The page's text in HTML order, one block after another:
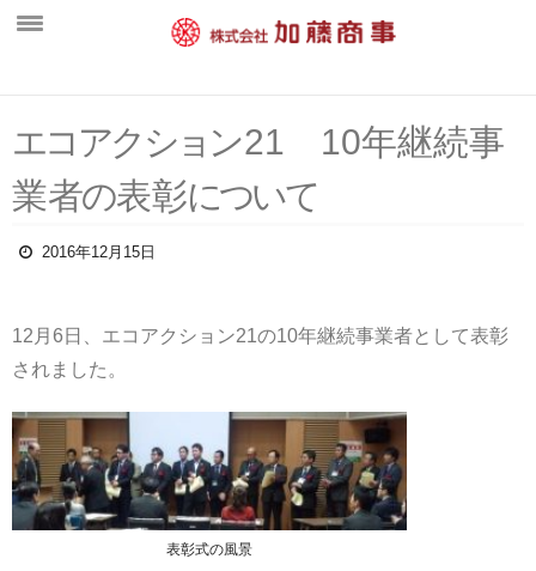
新着情報
会社概要
一般廃棄物部門
水処理施設・維持管理部門
産業廃棄物部門
環境活動
採用情報
エコアクショ ン21 10年継続事
業者の表彰について
2016年12月15日
12月6日、エコアクション21の10年継続事業者として表彰
されました。
表彰式の風景